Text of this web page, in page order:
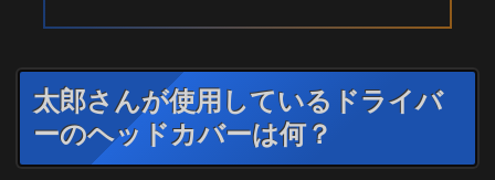
太郎さんが使用しているドライバ
ーのヘッドカバーは何？